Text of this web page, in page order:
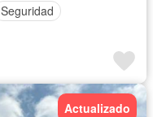
Seguridad
Actualizado